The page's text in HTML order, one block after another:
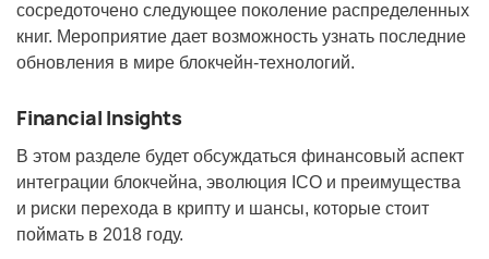
сосредоточено следующее поколение распределенных
книг. Мероприятие дает возможность узнать последние
обновления в мире блокчейн-технологий.
Financial Insights
В этом разделе будет обсуждаться финансовый аспект
интеграции блокчейна, эволюция ICO и преимущества
и риски перехода в крипту и шансы, которые стоит
поймать в 2018 году.